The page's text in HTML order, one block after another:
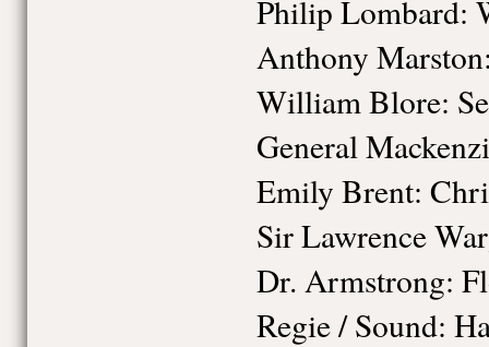
Philip Lombard:
Anthony
William Blore:
General
Emily Brent:
Sir Lawrence
Dr. Armstrong:
Regie / Sound: